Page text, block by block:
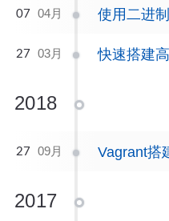
07 04月 使用二进制
27 03月 快速搭建高可用CI
2018
27 09月 Vagrant搭
2017